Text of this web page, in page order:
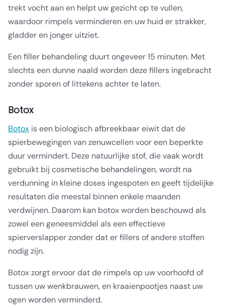
trekt vocht aan en helpt uw gezicht op te vullen,
waardoor rimpels verminderen en uw huid er strakker,
gladder en jonger uitziet.
Een filler behandeling duurt ongeveer 15 minuten. Met
slechts een dunne naald worden deze fillers ingebracht
zonder sporen of littekens achter te laten.
Botox
Botox is een biologisch afbreekbaar eiwit dat de
spierbewegingen van zenuwcellen voor een beperkte
duur vermindert. Deze natuurlijke stof, die vaak wordt
gebruikt bij cosmetische behandelingen, wordt na
verdunning in kleine doses ingespoten en geeft tijdelijke
resultaten die meestal binnen enkele maanden
verdwijnen. Daarom kan botox worden beschouwd als
zowel een geneesmiddel als een effectieve
spierverslapper zonder dat er fillers of andere stoffen
nodig zijn.
Botox zorgt ervoor dat de rimpels op uw voorhoofd of
tussen uw wenkbrauwen, en kraaienpootjes naast uw
ogen worden verminderd.